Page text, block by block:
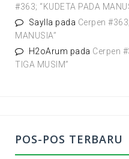
#363; “KUDETA PADA
Saylla pada Cerpen
MANUSIA”
H2oArum pada Cerpen
TIGA MUSIM”
POS-POS TERBARU